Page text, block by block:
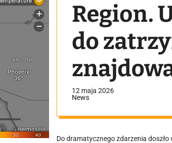
Region.
do
12 maja 2026
News
Do dramatycznego zdarzenia